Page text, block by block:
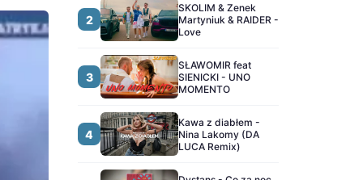
2
SKOLIM & Zenek
Martyniuk & RAIDER -
Love
3
SŁAWOMIR feat
SIENICKI - UNO
MOMENTO
4
Kawa z diabłem -
Nina Lakomy (DA
LUCA Remix)